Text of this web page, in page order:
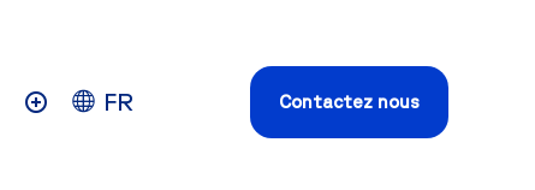
FR Contactez nous